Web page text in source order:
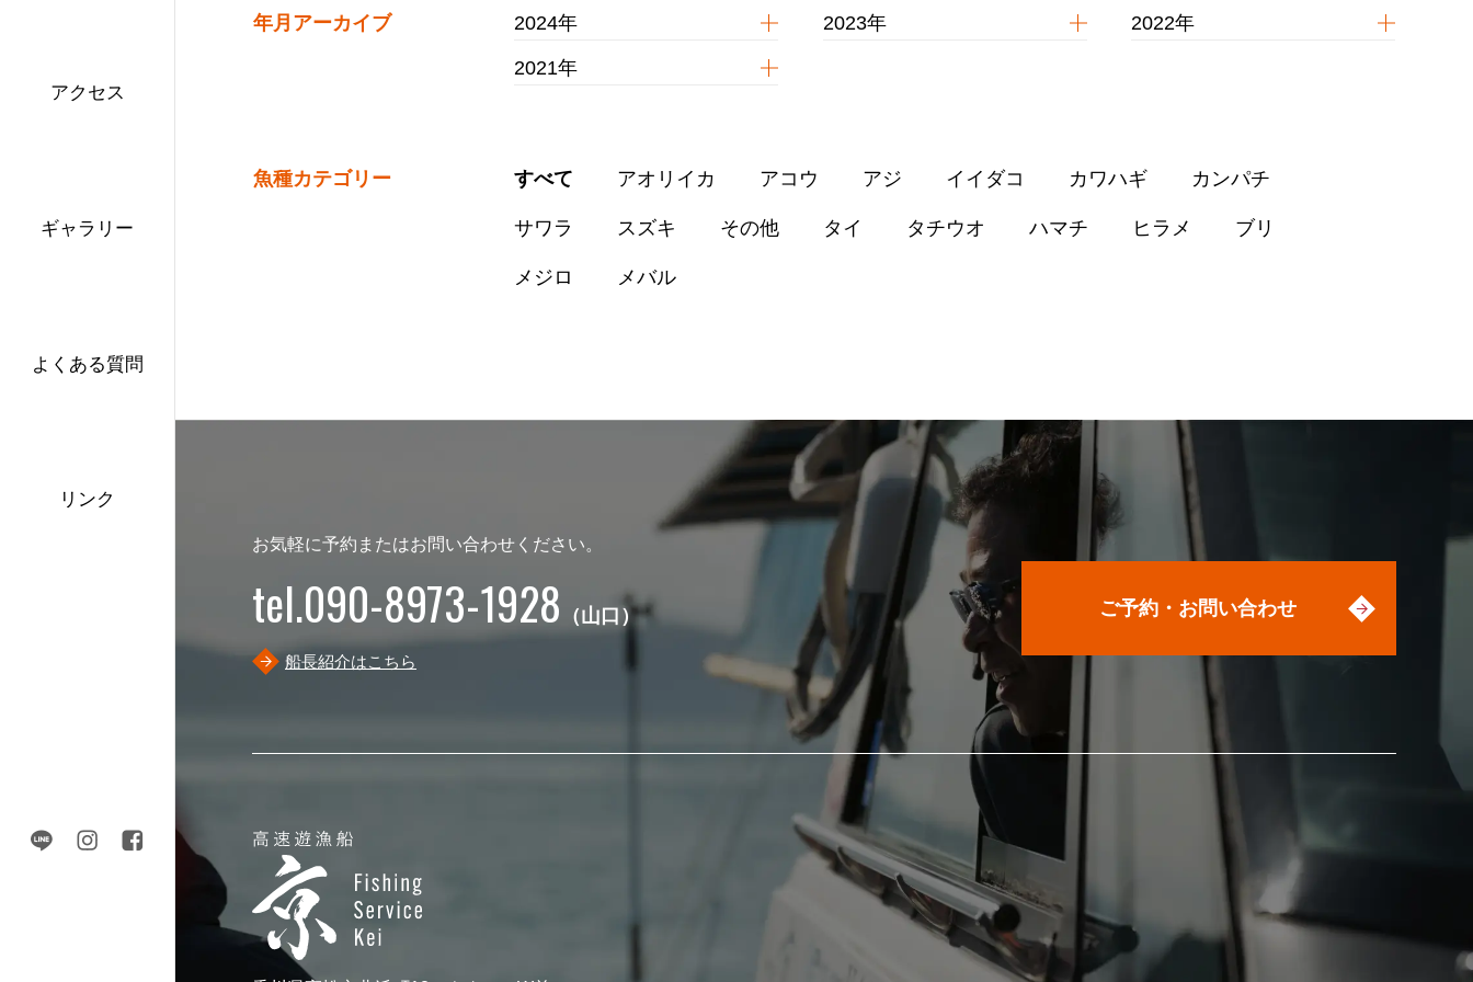
アクセス
ギャラリー
よくある質問
リンク
年月アーカイブ 2024年 2023年 2022年
2021年
魚種カテゴリー すべて アオリイカ アコウ アジ イイダコ カワハギ カンパチ
サワラ スズキ その他 タイ タチウオ ハマチ ヒラメ ブリ
メジロ メバル
お気軽に予約またはお問い合わせください。
tel.090-8973-1928 （山口）
船長紹介はこちら
ご予約・お問い合わせ